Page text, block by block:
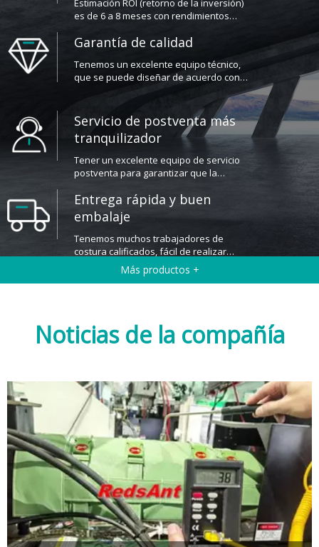
Estimación ROI (retorno de la inversión)
es de 6 a 8 meses con rendimientos
Garantía de calidad
Tenemos un excelente equipo técnico,
que se puede diseñar de acuerdo con
los requisitos de los clientes.
Servicio de postventa más
tranquilizador
Tener un excelente equipo de servicio
postventa para garantizar que la
problemas postventa de los clientes.
Entrega rápida y buen
embalaje
Tenemos muchos trabajadores de
costura calificados, fácil de realizar
grandes cantidades de bienes para la
Más productos +
Noticias de la compañía